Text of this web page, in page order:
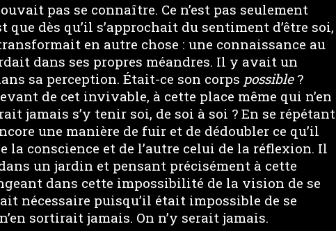
pas se connaître. Ce n’est pas seulement
que dès qu’il s’approchait du sentiment d’être soi,
en autre chose : une connaissance au
dans ses propres méandres. Il y avait un
sa perception. Était-ce son corps possible?
de cet invivable, à cette place même qui n’en
jamais s’y tenir soi, de soi à soi ? En se répétant
une manière de fuir et de dédoubler ce qu’il
la conscience et de l’autre celui de la réflexion. Il
un jardin et pensant précisément à cette
dans cette impossibilité de la vision de se
nécessaire puisqu’il était impossible de se
sortirait jamais. On n’y serait jamais.